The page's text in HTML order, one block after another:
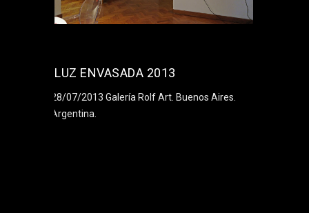
LUZ ENVASADA 2013
28/07/2013 Galería Rolf Art. Buenos Aires.
Argentina.